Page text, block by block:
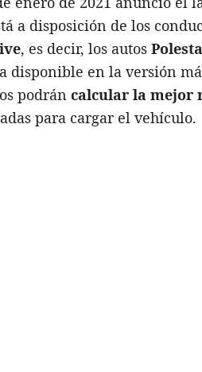
a disposición de los
, es decir, los autos
disponible en la versión
podrán calcular la mejor
para cargar el vehículo.